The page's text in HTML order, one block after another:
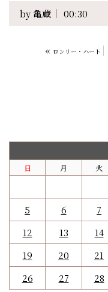
by亀蔵 00:30
« ロンリー・ハート
日 月 火
5
6 7
12
13 14
19
20 21
26
27 28